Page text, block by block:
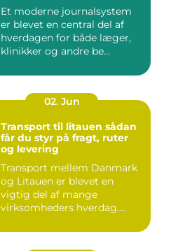
Et moderne journalsystem
er blevet en central del af
hverdagen for både læger,
klinikker og andre be...
02. Jun
Transport til litauen sådan
får du styr på fragt, ruter
og levering
Transport mellem Danmark
og Litauen er blevet en
vigtig del af mange
virksomheders hverdag.